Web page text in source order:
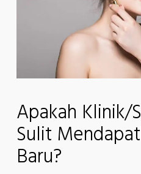
Apakah Klinik/
Sulit
Baru?